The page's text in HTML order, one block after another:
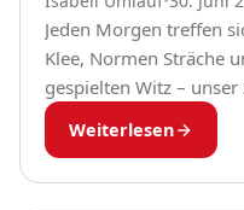
Jeden Morgen treffen
Klee, Normen Sträche
gespielten Witz – unser
Weiterlesen